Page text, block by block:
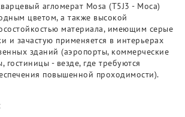
агломерат Mosa (T5J3 - Моса)
цветом, а также высокой
материала, имеющим серые
и зачастую применяется в интерьерах
зданий (аэропорты, коммерческие
гостиницы - везде, где требуются
повышенной проходимости).